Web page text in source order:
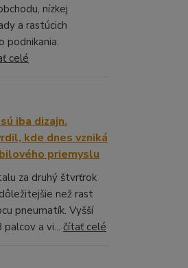
nízkej
a rastúcich
podnikania.
celé
iba dizajn.
kde dnes vzniká
priemyslu
za druhý štvrťrok
než rast
pneumatík. Vyšší
a vi... čítať celé